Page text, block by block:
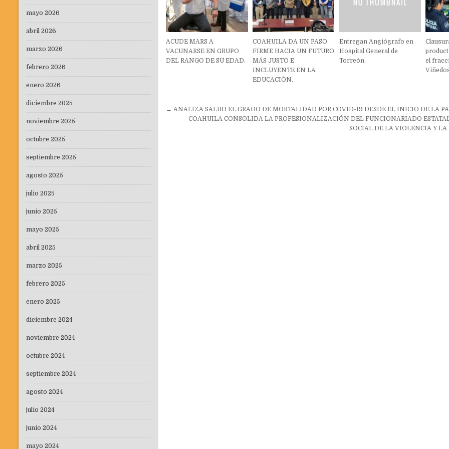
ACUDE MARS A
VACUNARSE EN GRUPO
DEL RANGO DE SU EDAD.
COAHUILA DA UN PASO
FIRME HACIA UN FUTURO
MÁS JUSTO E
INCLUYENTE EN LA
EDUCACIÓN.
Entregan Angiógrafo en
Hospital General de
Torreón.
el
Navegación
← ANALIZA SALUD EL GRADO DE MORTALIDAD POR COVID-19 DESDE EL INICIO DE LA
COAHUILA CONSOLIDA LA PROFESIONALIZACIÓN DEL FUNCIONARIADO
SOCIAL DE LA VIOLENCIA Y
mayo 2026
abril 2026
marzo 2026
febrero 2026
enero 2026
diciembre 2025
noviembre 2025
octubre 2025
septiembre 2025
agosto 2025
julio 2025
junio 2025
mayo 2025
abril 2025
marzo 2025
febrero 2025
enero 2025
diciembre 2024
noviembre 2024
octubre 2024
septiembre 2024
agosto 2024
julio 2024
junio 2024
mayo 2024